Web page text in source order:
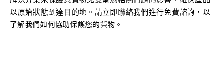
以原始狀態到達目的地。請立即聯絡我們進行免費諮詢，以
了解我們如何協助保護您的貨物。